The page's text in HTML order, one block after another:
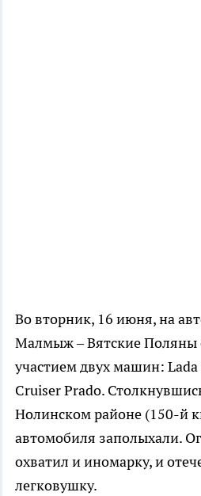
Во вторник, 16 июня, на
Малмыж – Вятские Поляны
участием двух машин:
Cruiser Prado.
Нолинском районе (150-й
автомобиля заполыхали.
охватил и иномарку, и
легковушку.